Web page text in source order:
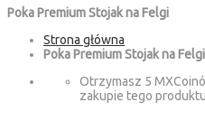
Poka Premium Stojak na Felgi
Strona główna
Poka Premium Stojak na Felgi
Otrzymasz 5
zakupie tego produktu